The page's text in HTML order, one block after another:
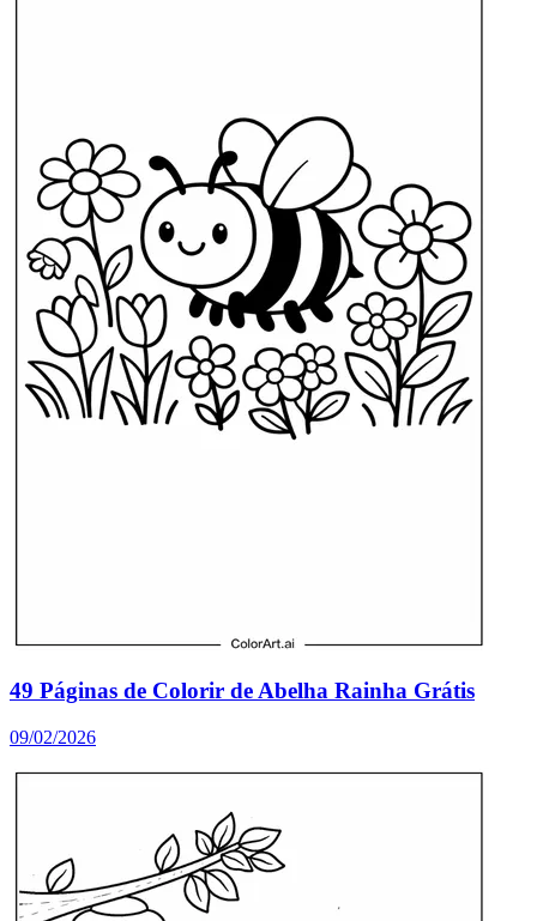
49 Páginas de Colorir de Abelha Rainha Grátis
09/02/2026